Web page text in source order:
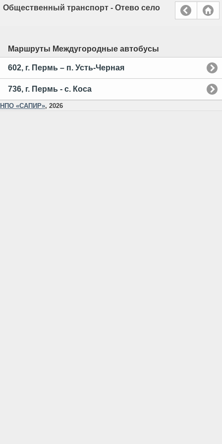
Общественный транспорт - Отево село
Маршруты Междугородные автобусы
602, г. Пермь – п. Усть-Черная
736, г. Пермь - с. Коса
НПО «САПИР», 2026